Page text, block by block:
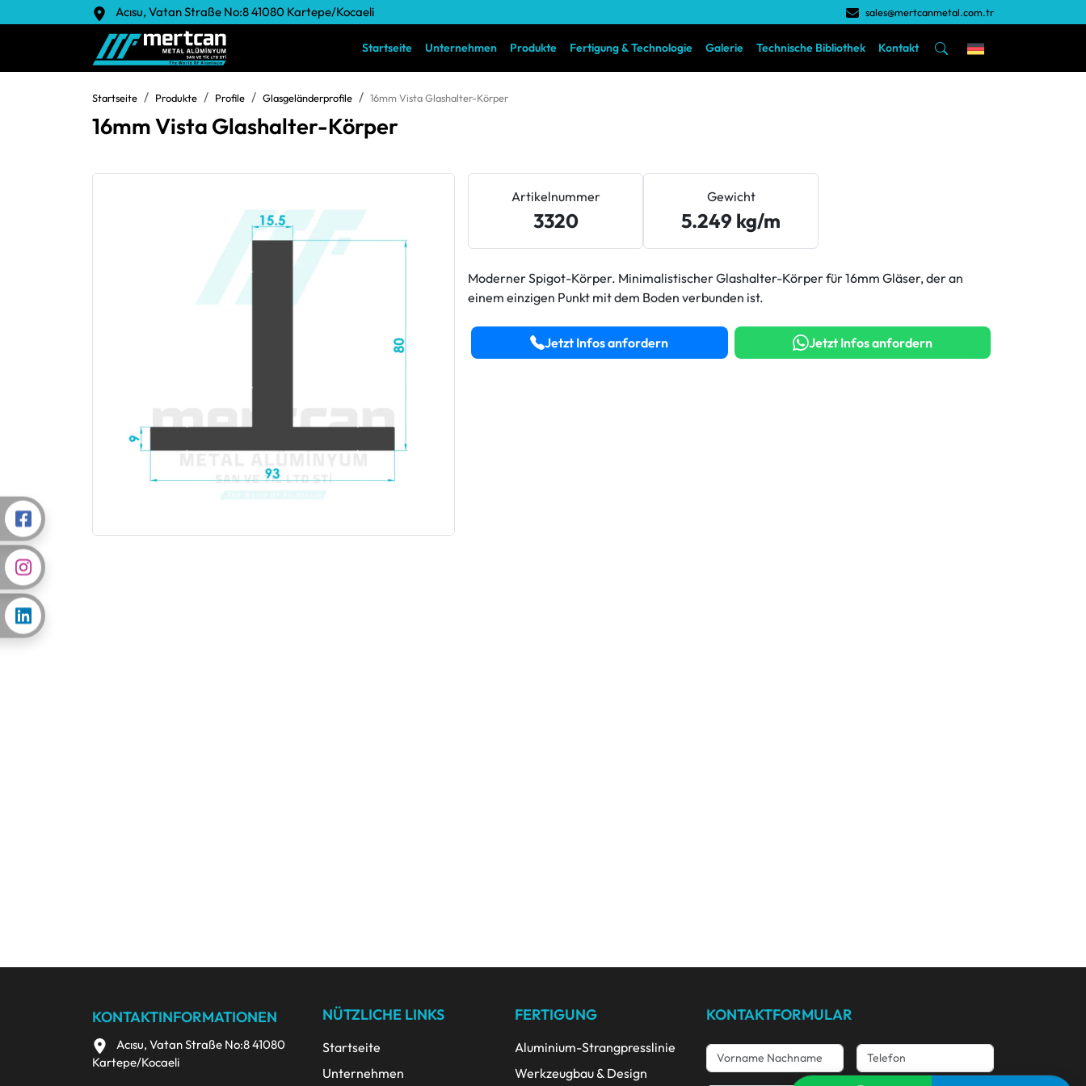
Acısu, Vatan Straße No:8 41080 Kartepe/Kocaeli sales@mertcanmetal.com.tr
Startseite Unternehmen Produkte Fertigung & Technologie Galerie Technische Bibliothek Kontakt
Startseite Produkte Profile Glasgeländerprofile 16mm Vista Glashalter-Körper
16mm Vista Glashalter-Körper
Artikelnummer
3320
Gewicht
5.249 kg/m
Moderner Spigot-Körper. Minimalistischer Glashalter-Körper für 16mm Gläser, der an
einem einzigen Punkt mit dem Boden verbunden ist.
Jetzt Infos anfordern Jetzt Infos anfordern
KONTAKTINFORMATIONEN
Acısu, Vatan Straße No:8 41080
Kartepe/Kocaeli
NÜTZLICHE LINKS
Startseite
Unternehmen
FERTIGUNG
Aluminium-Strangpresslinie
Werkzeugbau & Design
KONTAKTFORMULAR